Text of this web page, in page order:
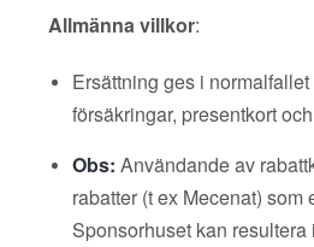
Allmänna villkor:
Ersättning ges i
försäkringar, presentkort
Obs: Användande av
rabatter (t ex Mecenat) som
Sponsorhuset kan